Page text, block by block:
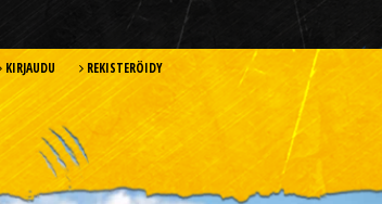
KIRJAUDU REKISTERÖIDY